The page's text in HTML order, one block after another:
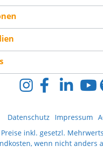
Datenschutz Impressum
inkl. gesetzl.
, wenn nicht anders